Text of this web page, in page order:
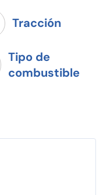
Tracción
Tipo de
combustible